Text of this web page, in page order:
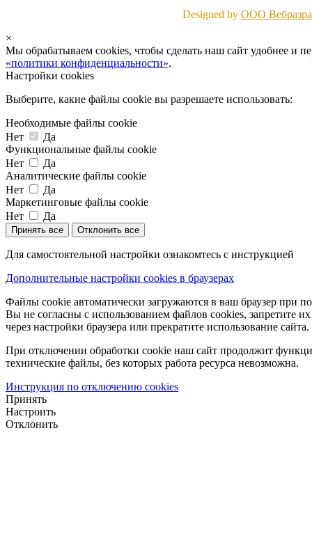
Designed by ООО
×
Мы обрабатываем cookies, чтобы сделать наш сайт удобнее и
«политики конфиденциальности».
Настройки cookies
Выберите, какие файлы cookie вы разрешаете использовать:
Необходимые файлы cookie
Нет
Да
Функциональные файлы cookie
Нет
Да
Аналитические файлы cookie
Нет
Да
Маркетинговые файлы cookie
Нет
Да
Принять все Отклонить все
Для самостоятельной настройки ознакомтесь с инструкцией
Дополнительные настройки cookies в браузерах
Файлы cookie автоматически загружаются в ваш браузер при
Вы не согласны с использованием файлов cookies, запретите
через настройки браузера или прекратите использование сайта.
При отключении обработки cookie наш сайт продолжит
технические файлы, без которых работа ресурса невозможна.
Инструкция по отключению cookies
Принять
Настроить
Отклонить